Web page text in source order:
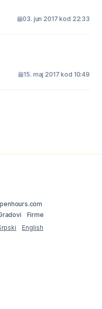
03. jun 2017 kod 22:33
15. maj 2017 kod 10:49
Firme
English